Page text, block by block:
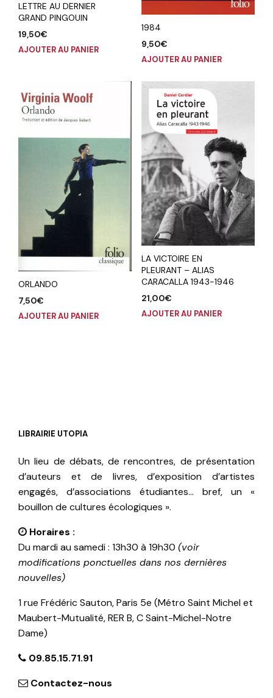
LETTRE AU DERNIER
GRAND PINGOUIN
19,50€
AJOUTER AU PANIER
1984
9,50€
AJOUTER AU PANIER
ORLANDO
7,50€
AJOUTER AU PANIER
LA VICTOIRE EN
PLEURANT – ALIAS
CARACALLA 1943-1946
21,00€
AJOUTER AU PANIER
LIBRAIRIE UTOPIA
Un lieu de débats, de rencontres, de présentation
d’auteurs et de livres, d’exposition d’artistes
engagés, d’associations étudiantes… bref, un «
bouillon de cultures écologiques ».
Horaires :
Du mardi au samedi : 13h30 à 19h30 (voir
modifications ponctuelles dans nos dernières
nouvelles)
1 rue Frédéric Sauton, Paris 5e (Métro Saint Michel et
Maubert-Mutualité, RER B, C Saint-Michel-Notre
Dame)
09.85.15.71.91
Contactez-nous